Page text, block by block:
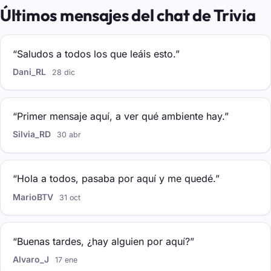
Últimos mensajes del chat de Trivia
“Saludos a todos los que leáis esto.”
Dani_RL 28 dic
“Primer mensaje aquí, a ver qué ambiente hay.”
Silvia_RD 30 abr
“Hola a todos, pasaba por aquí y me quedé.”
MarioBTV 31 oct
“Buenas tardes, ¿hay alguien por aquí?”
Alvaro_J 17 ene